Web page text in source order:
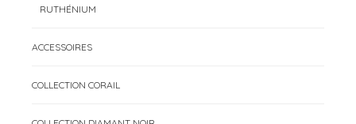
RUTHÉNIUM
ACCESSOIRES
COLLECTION CORAIL